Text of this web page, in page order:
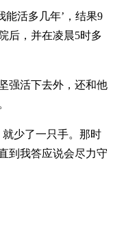
能活多几年’，结果9
后，并在凌晨5时多
强活下去外，还和他
少了一只手。那时
到我答应说会尽力守